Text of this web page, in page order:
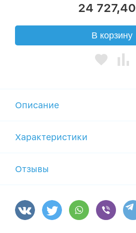
24 727,40
В корзину
Описание
Характеристики
Отзывы